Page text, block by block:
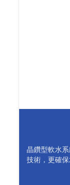
晶鑽型軟水
技術，更確